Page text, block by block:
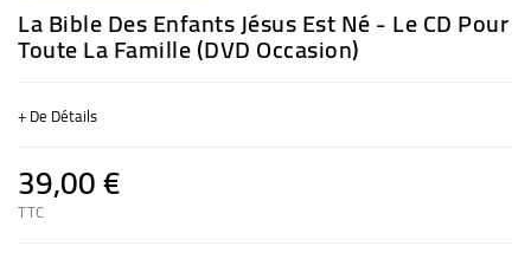
La Bible Des Enfants Jésus Est Né - Le CD Pour
Toute La Famille (DVD Occasion)
+ De Détails
39,00 €
TTC